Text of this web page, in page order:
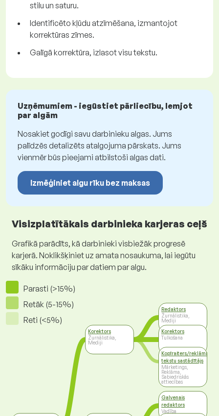
stilu un saturu.
Identificēto kļūdu atzīmēšana, izmantojot
korrektūras zīmes.
Galīgā korrektūra, izlasot visu tekstu.
Uzņēmumiem - iegūstiet pārliecību, lemjot
par algām
Nosakiet godīgi savu darbinieku algas. Jums
palīdzēs detalizēts atalgojuma pārskats. Jums
vienmēr būs pieejami atbilstoši algas dati.
Izmēģiniet algu rīku bez maksas
Visizplatītākais darbinieka karjeras ceļš
Grafikā parādīts, kā darbinieki visbiežāk progresē
karjerā. Noklikšķiniet uz amata nosaukuma, lai iegūtu
sīkāku informāciju par datiem par algu.
Parasti (>15%)
Retāk (5-15%)
Reti (<5%)
Korektors
Žurnālistika,
Mediji
Redaktors
Žurnālistika,
Mediji
Korektors
Tulkošana
Kopīraiters/reklāmas
tekstu sastādītājs
Mārketings,
Reklāma,
Sabiedriskās
attiecības
Galvenais
redaktors
Vadība